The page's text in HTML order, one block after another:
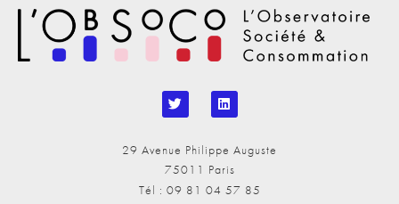
29 Avenue Philippe Auguste
75011 Paris
Tél : 09 81 04 57 85